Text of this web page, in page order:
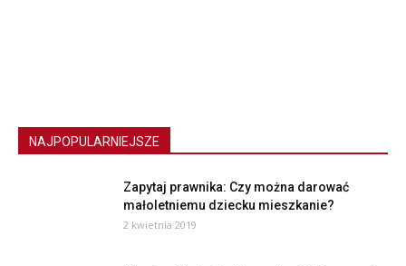
NAJPOPULARNIEJSZE
Zapytaj prawnika: Czy można darować
małoletniemu dziecku mieszkanie?
2 kwietnia 2019